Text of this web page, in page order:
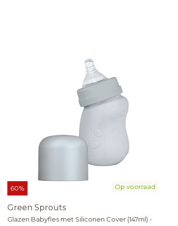
Op voorraad
60%
Green Sprouts
Glazen Babyfles met Siliconen Cover (147ml) -